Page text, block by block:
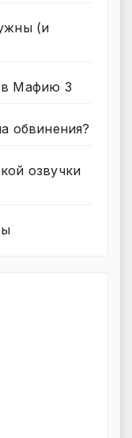
(и
в Мафию 3
обвинения?
озвучки